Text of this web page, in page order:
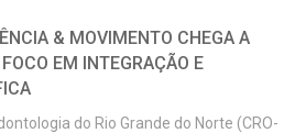
& MOVIMENTO CHEGA A
EM INTEGRAÇÃO E
do Rio Grande do Norte (CRO-